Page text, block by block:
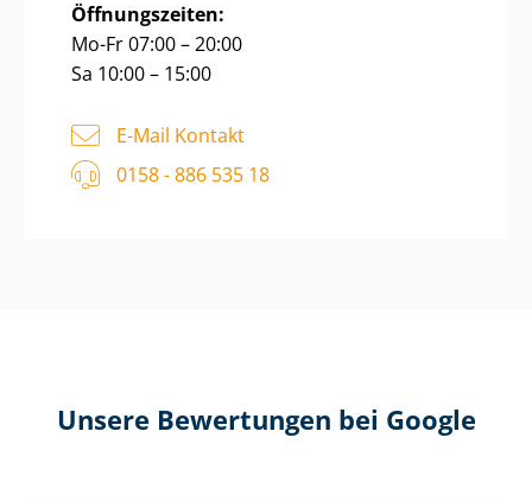
Öffnungszeiten:
Mo-Fr 07:00 – 20:00
Sa 10:00 – 15:00
E-Mail Kontakt
0158 - 886 535 18
Unsere Bewertungen bei Google